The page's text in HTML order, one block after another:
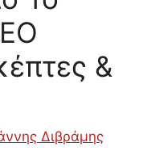
&
Διβράμης